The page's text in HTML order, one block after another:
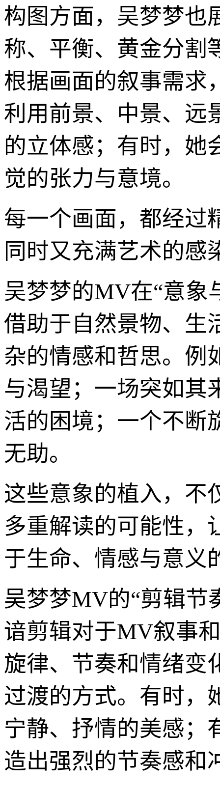
构图方面，吴梦梦也
称、平衡、黄金分割
根据画面的叙事需求
利用前景、中景、远
的立体感；有时，她
觉的张力与意境。
每一个画面，都经过
同时又充满艺术的感
吴梦梦的MV在“意象
借助于自然景物、生
杂的情感和哲思。例
与渴望；一场突如其
活的困境；一个不断
无助。
这些意象的植入，不
多重解读的可能性，
于生命、情感与意义
吴梦梦MV的“剪辑节
谙剪辑对于MV叙事
旋律、节奏和情绪变
过渡的方式。有时，
宁静、抒情的美感；
造出强烈的节奏感和